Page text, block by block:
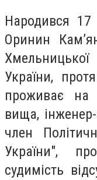
Народився
Оринин
України,
проживає на
вища,
член
України",
судимість